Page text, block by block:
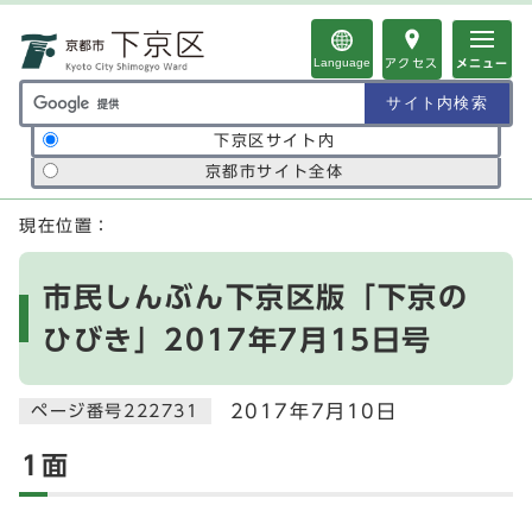
Language アクセス メニュー
サイト内検索の範囲
下京区サイト内
京都市サイト全体
ここから本文です
現在位置：
市民しんぶん下京区版「下京の
ひびき」2017年7月15日号
ページ番号222731 2017年7月10日
1面